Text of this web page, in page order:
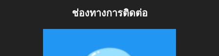
ช่องทางการติดต่อ